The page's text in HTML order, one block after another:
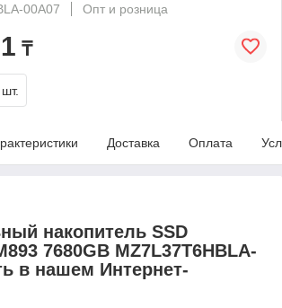
00A07
Опт и розница
₸
Доставка Оплата
накопитель SSD
7680GB MZ7L37T6HBLA-
в нашем Интернет-